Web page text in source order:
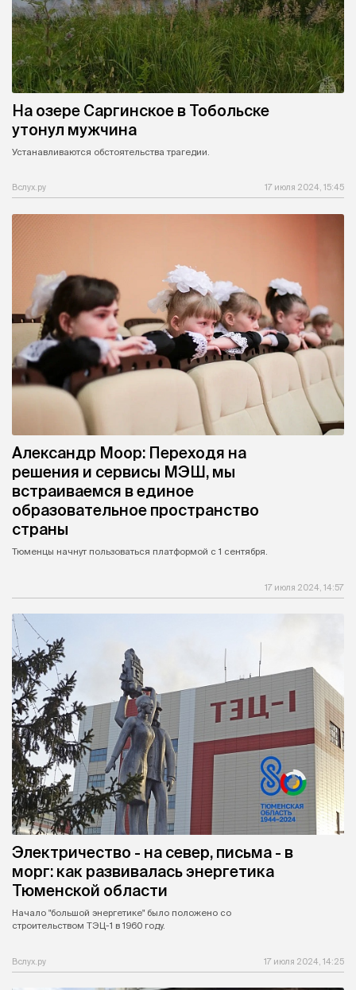
На озере Саргинское в Тобольске
утонул мужчина
Устанавливаются обстоятельства трагедии.
Вслух.ру 17 июля 2024, 15:45
Александр Моор: Переходя на
решения и сервисы МЭШ, мы
встраиваемся в единое
образовательное пространство
страны
Тюменцы начнут пользоваться платформой с 1 сентября.
17 июля 2024, 14:57
Электричество - на север, письма - в
морг: как развивалась энергетика
Тюменской области
Начало "большой энергетике" было положено со
строительством ТЭЦ-1 в 1960 году.
Вслух.ру 17 июля 2024, 14:25